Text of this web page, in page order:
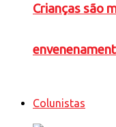
Crianças são
Colunistas